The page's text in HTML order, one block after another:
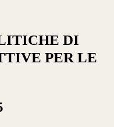
DI
PER LE